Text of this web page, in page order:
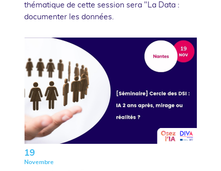
thématique de cette session sera "La Data :
documenter les données.
19
Novembre